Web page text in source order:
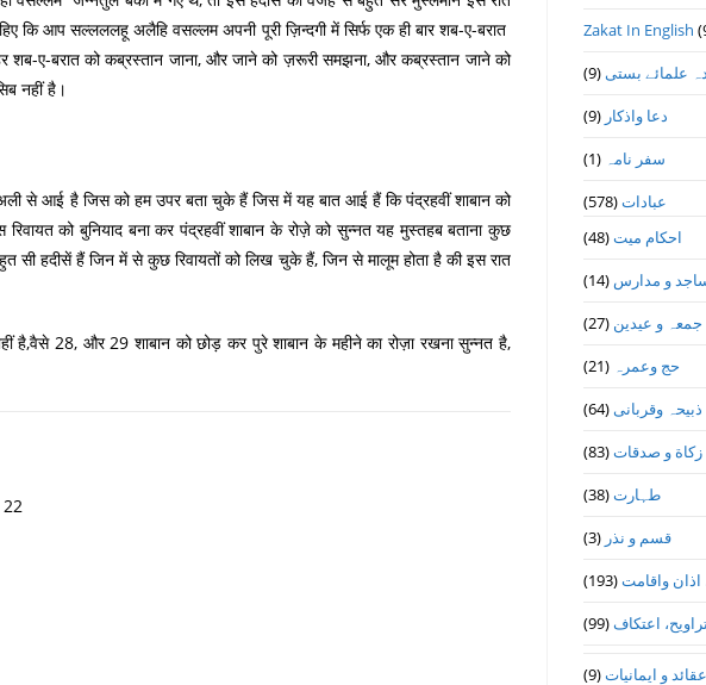
कि आप सल्लललहू अलैहि वसल्लम अपनी पूरी ज़िन्दगी में सिर्फ एक ही बार शब-ए-बरात
शब-ए-बरात को कब्रस्तान जाना, और जाने को ज़रूरी समझना, और कब्रस्तान जाने को
नहीं है।
से आई है जिस को हम उपर बता चुके हैं जिस में यह बात आई हैं कि पंद्रहवीं शाबान को
को बुनियाद बना कर पंद्रहवीं शाबान के रोज़े को सुन्नत यह मुस्तहब बताना कुछ
सी हदीसें हैं जिन में से कुछ रिवायतों को लिख चुके हैं, जिन से मालूम होता है की इस रात
28, और 29 शाबान को छोड़ कर पुरे शाबान के महीने का रोज़ा रखना सुन्नत है,
22
Zakat In English
علمائے بستى(9)
دعا واذكار (9)
سفر نامہ (1)
عبادات(578)
احکام میت(48)
و مدارس (14)
جمعہ و عیدین (27)
حج وعمرہ (21)
ذبیحہ وقربانی(64)
زکاة و صدقات(83)
طہارت(38)
قسم و نذر (3)
اذان واقامت(193)
اعتكاف(99)
عقائد و ایمانیات(9)